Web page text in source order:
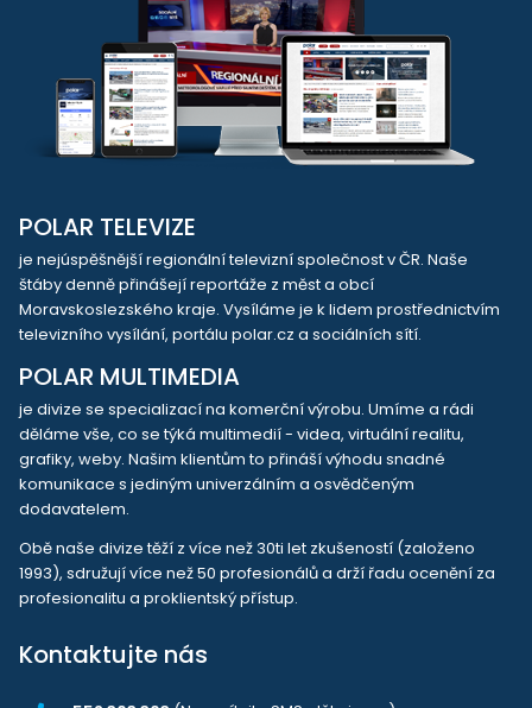
POLAR TELEVIZE
je nejúspěšnější regionální televizní společnost v ČR. Naše
štáby denně přinášejí reportáže z měst a obcí
Moravskoslezského kraje. Vysíláme je k lidem prostřednictvím
televizního vysílání, portálu polar.cz a sociálních sítí.
POLAR MULTIMEDIA
je divize se specializací na komerční výrobu. Umíme a rádi
děláme vše, co se týká multimedií - videa, virtuální realitu,
grafiky, weby. Našim klientům to přináší výhodu snadné
komunikace s jediným univerzálním a osvědčeným
dodavatelem.
Obě naše divize těží z více než 30ti let zkušeností (založeno
1993), sdružují více než 50 profesionálů a drží řadu ocenění za
profesionalitu a proklientský přístup.
Kontaktujte nás